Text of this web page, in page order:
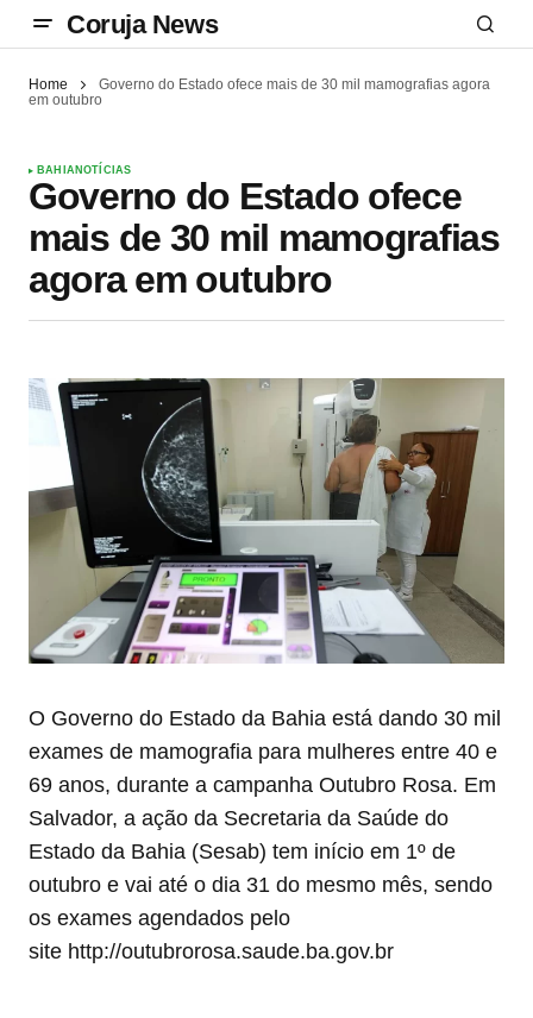
Coruja News
Home
Governo do Estado ofece mais de 30 mil mamografias agora
em outubro
BAHIANOTÍCIAS
Governo do Estado ofece
mais de 30 mil mamografias
agora em outubro
O Governo do Estado da Bahia está dando 30 mil
exames de mamografia para mulheres entre 40 e
69 anos, durante a campanha Outubro Rosa. Em
Salvador, a ação da Secretaria da Saúde do
Estado da Bahia (Sesab) tem início em 1º de
outubro e vai até o dia 31 do mesmo mês, sendo
os exames agendados pelo
site http://outubrorosa.saude.ba.gov.br